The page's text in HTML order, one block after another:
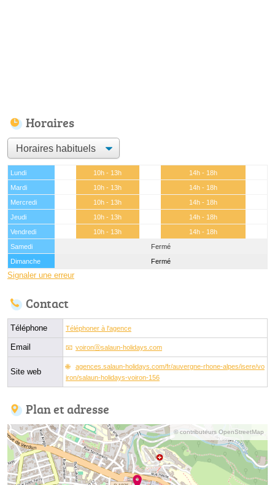
Horaires
Lundi 10h - 13h
14h - 18h
Mardi
10h - 13h
14h - 18h
Mercredi
10h - 13h
14h - 18h
Jeudi
10h - 13h
14h - 18h
Vendredi
10h - 13h
14h - 18h
Samedi
Fermé
Dimanche
Fermé
Signaler une erreur
Contact
Téléphone Téléphoner à l'agence
Email voironⓐsalaun-holidays.com
Site web
agences.salaun-holidays.com/fr/auvergne-rhone-alpes/isere/vo
iron/salaun-holidays-voiron-156
Plan et adresse
© contributeurs OpenStreetMap